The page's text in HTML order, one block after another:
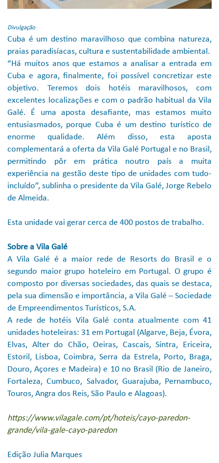
Divulgação
Cuba é um destino maravilhoso que combina natureza,
praias paradisíacas, cultura e sustentabilidade ambiental.
“Há muitos anos que estamos a analisar a entrada em
Cuba e agora, finalmente, foi possível concretizar este
objetivo. Teremos dois hotéis maravilhosos, com
excelentes localizações e com o padrão habitual da Vila
Galé. É uma aposta desafiante, mas estamos muito
entusiasmados, porque Cuba é um destino turístico de
enorme qualidade. Além disso, esta aposta
complementará a oferta da Vila Galé Portugal e no Brasil,
permitindo pôr em prática noutro país a muita
experiência na gestão deste tipo de unidades com tudo-
incluído”, sublinha o presidente da Vila Galé, Jorge Rebelo
de Almeida.
Esta unidade vai gerar cerca de 400 postos de trabalho.
Sobre a Vila Galé
A Vila Galé é a maior rede de Resorts do Brasil e o
segundo maior grupo hoteleiro em Portugal. O grupo é
composto por diversas sociedades, das quais se destaca,
pela sua dimensão e importância, a Vila Galé – Sociedade
de Empreendimentos Turísticos, S.A.
A rede de hotéis Vila Galé conta atualmente com 41
unidades hoteleiras: 31 em Portugal (Algarve, Beja, Évora,
Elvas, Alter do Chão, Oeiras, Cascais, Sintra, Ericeira,
Estoril, Lisboa, Coimbra, Serra da Estrela, Porto, Braga,
Douro, Açores e Madeira) e 10 no Brasil (Rio de Janeiro,
Fortaleza, Cumbuco, Salvador, Guarajuba, Pernambuco,
Touros, Angra dos Reis, São Paulo e Alagoas).
https://www.vilagale.com/pt/hoteis/cayo-paredon-
grande/vila-gale-cayo-paredon
Edição Julia Marques